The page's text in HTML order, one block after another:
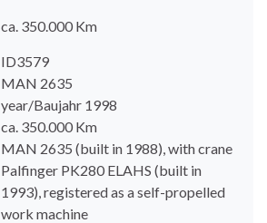
ca. 350.000 Km
ID3579
MAN 2635
year/Baujahr 1998
ca. 350.000 Km
MAN 2635 (built in 1988), with crane
Palfinger PK280 ELAHS (built in
1993), registered as a self-propelled
work machine